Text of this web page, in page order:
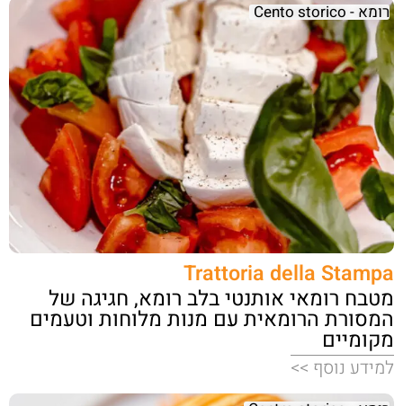
רומא - Cento storico
Trattoria della Stampa
מטבח רומאי אותנטי בלב רומא, חגיגה של
המסורת הרומאית עם מנות מלוחות וטעמים
מקומיים
למידע נוסף >>